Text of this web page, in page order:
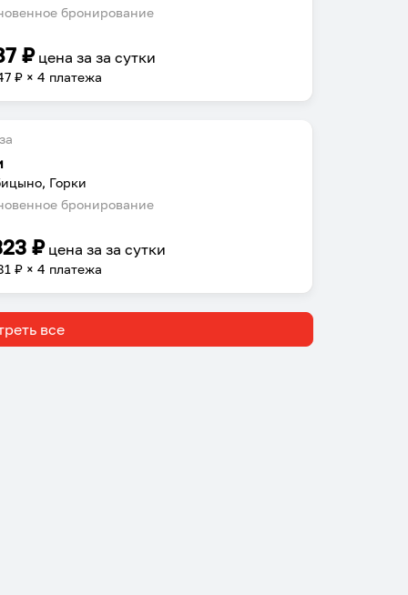
бронирование
₽ цена заза сутки
₽ × 4 платежа
Горки
бронирование
₽ цена заза сутки
₽ × 4 платежа
все